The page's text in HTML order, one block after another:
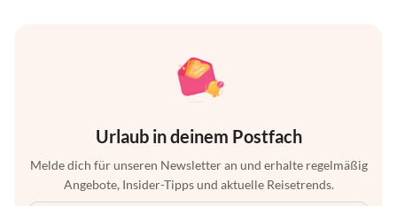
Urlaub in deinem Postfach
Melde dich für unseren Newsletter an und erhalte regelmäßig
Angebote, Insider-Tipps und aktuelle Reisetrends.